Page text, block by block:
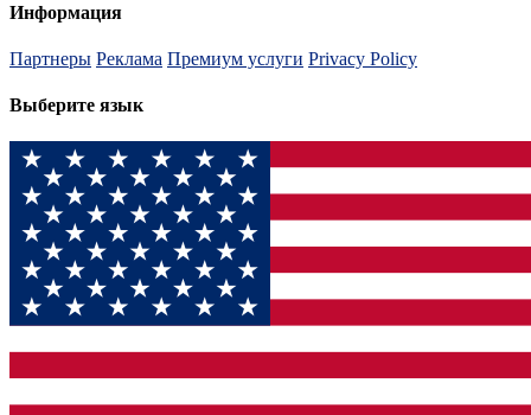
Информация
Партнеры Реклама Премиум услуги Privacy Policy
Выберите язык